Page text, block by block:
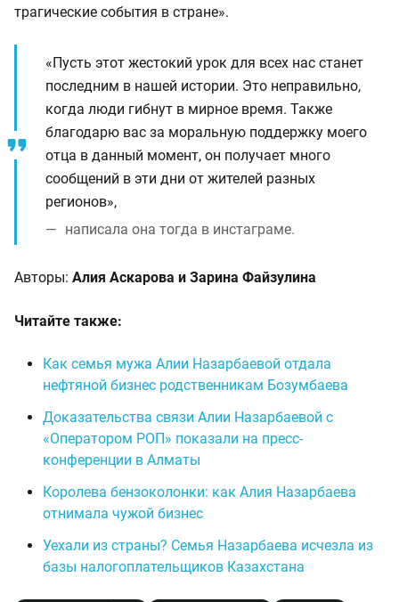
трагические события в стране».
«Пусть этот жестокий урок для всех нас станет
последним в нашей истории. Это неправильно,
когда люди гибнут в мирное время. Также
благодарю вас за моральную поддержку моего
отца в данный момент, он получает много
сообщений в эти дни от жителей разных
регионов»,
написала она тогда в инстаграме.
Авторы: Алия Аскарова и Зарина Файзулина
Читайте также:
Как семья мужа Алии Назарбаевой отдала
нефтяной бизнес родственникам Бозумбаева
Доказательства связи Алии Назарбаевой с
«Оператором РОП» показали на пресс-
конференции в Алматы
Королева бензоколонки: как Алия Назарбаева
отнимала чужой бизнес
Уехали из страны? Семья Назарбаева исчезла из
базы налогоплательщиков Казахстана